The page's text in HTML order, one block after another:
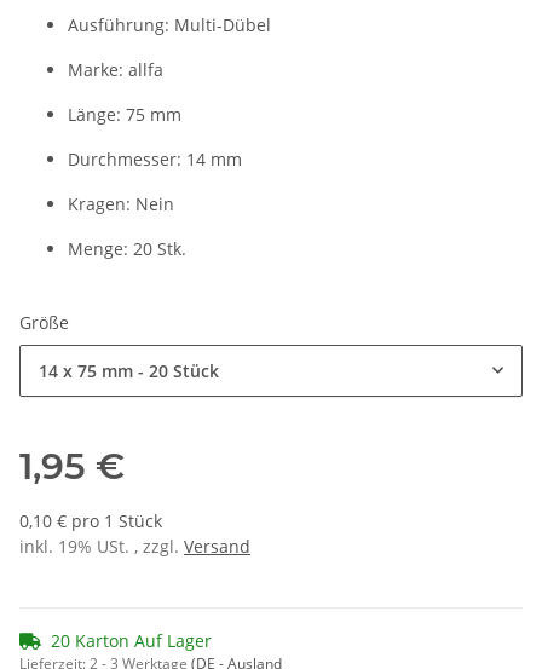
Ausführung: Multi-Dübel
Marke: allfa
Länge: 75 mm
Durchmesser: 14 mm
Kragen: Nein
Menge: 20 Stk.
Größe
14 x 75 mm - 20 Stück
1,95 €
0,10 € pro 1 Stück
inkl. 19% USt. , zzgl. Versand
20 Karton Auf Lager
Lieferzeit:2 - 3 Werktage (DE - Ausland